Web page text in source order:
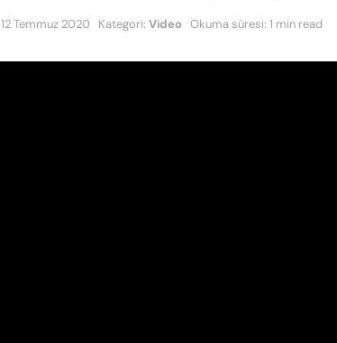
12 Temmuz 2020 Kategori: Video Okuma süresi: 1 min read